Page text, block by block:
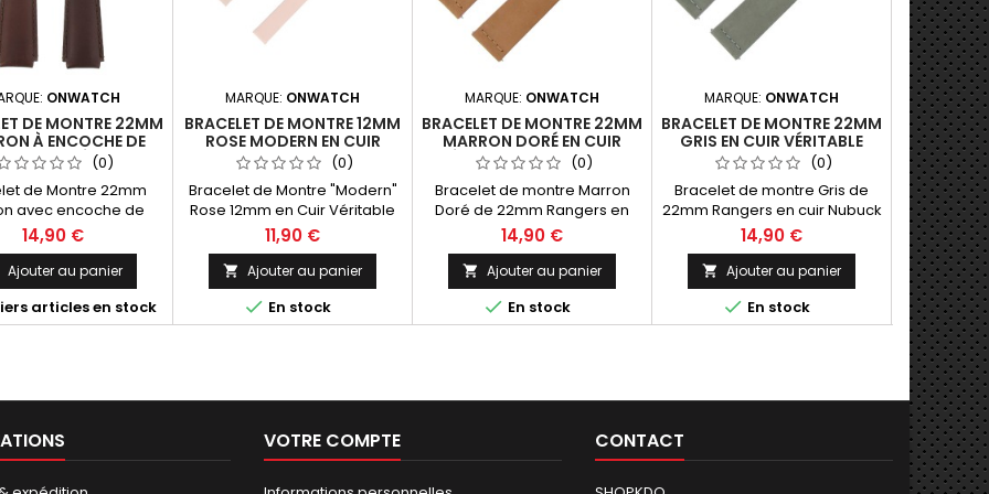
ONWATCH
DE MONTRE 22MM
À ENCOCHE DE
EN CUIR VÉRITABLE
VERNI
(0)
de Montre 22mm
avec encoche de
en Cuir de veau Verni.
aspect pour vos plus
montres. Fabrication
Italienne
14,90 €
Ajouter au panier
articles en stock
MARQUE: ONWATCH
BRACELET DE MONTRE 12MM
ROSE MODERN EN CUIR
ANILINE FABRICATION
ARTISANALE
(0)
Bracelet de Montre "Modern"
Rose 12mm en Cuir Véritable
Aniline. Fabrication artisanale
made in Spain.
11,90 €
 Ajouter au panier
 En stock
MARQUE: ONWATCH
BRACELET DE MONTRE 22MM
MARRON DORÉ EN CUIR
VÉRITABLE FABRICATION
ARTISANALE
(0)
Bracelet de montre Marron
Doré de 22mm Rangers en
cuir Nubuck véritable. Equipé
de Barrettes ressort à
dégagement rapide pour un
montage ou démontage
facile sans outils. Coutures
minimales. Fabrication
14,90 €
 Ajouter au panier
 En stock
MARQUE: ONWATCH
BRACELET DE MONTRE 22MM
GRIS EN CUIR VÉRITABLE
FABRICATION ARTISANALE
(0)
Bracelet de montre Gris de
22mm Rangers en cuir Nubuck
véritable. Equipé de Barrettes
ressort à dégagement rapide
pour un montage ou
démontage facile sans outils.
Coutures minimales.
Fabrication artisanale Made In
14,90 €
 Ajouter au panier
 En stock
NOIR
CUIR
Bracelet
avec
Cuir de
Très bel
belles


VOTRE COMPTE CONTACT